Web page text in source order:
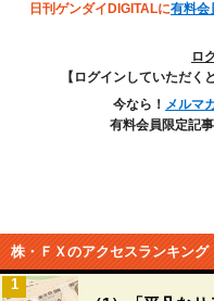
日刊ゲンダイDIGITALに有料会
ロ
【ログインしていただく
今なら！ メルマ
有料会員限定記
株・ＦＸのアクセスランキング
1